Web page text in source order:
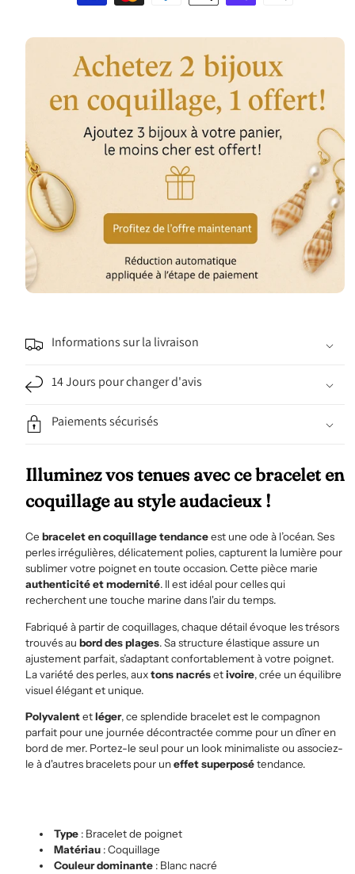
Informations sur la livraison
14 Jours pour changer d'avis
Paiements sécurisés
Illuminez vos tenues avec ce bracelet en
coquillage au style audacieux !
Ce bracelet en coquillage tendanceest une ode à l’océan. Ses
perles irrégulières, délicatement polies, capturent la lumière pour
sublimer votre poignet en toute occasion. Cette pièce marie
authenticité et modernité. Il est idéal pour celles qui
recherchent une touche marine dans l'air du temps.
Fabriqué à partir de coquillages, chaque détail évoque les trésors
trouvés au bord des plages. Sa structure élastique assure un
ajustement parfait, s’adaptant confortablement à votre poignet.
La variété des perles, auxtons nacrésetivoire, crée un équilibre
visuel élégant et unique.
Polyvalentetléger, ce splendide bracelet est le compagnon
parfait pour une journée décontractée comme pour un dîner en
bord de mer. Portez-le seul pour un look minimaliste ou associez-
le à d'autres bracelets pour un effet superposétendance.
Type : Bracelet de poignet
Matériau : Coquillage
Couleur dominante : Blanc nacré